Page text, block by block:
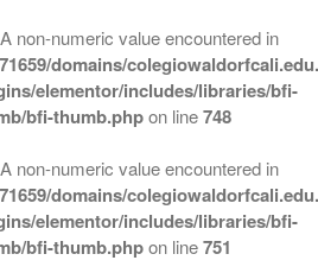
Septenios
Nuestro colegio
Actividades
Instalaciones
Departamento de Psicología
Admisiones
non-numeric value encountered in
domains/
elementor/includes/libraries/bfi-
bfi-thumb.phpon line748
non-numeric value encountered in
domains/
elementor/includes/libraries/bfi-
bfi-thumb.phpon line751